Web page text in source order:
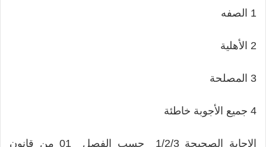
1 الصفه
2 الأهلية
3 المصلحة
4 جميع الأجوبة خاطئة
الإجابة الصحيحة 1/2/3 حسب الفصل 01 من قانون